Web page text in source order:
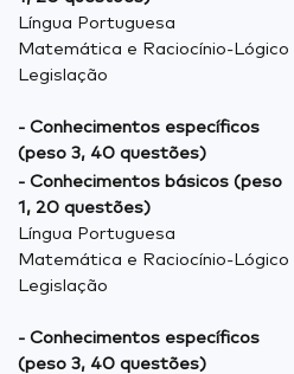
Língua Portuguesa
Matemática e Raciocínio-Lógico
Legislação
- Conhecimentos específicos
(peso 3, 40 questões)
- Conhecimentos básicos (peso
1, 20 questões)
Língua Portuguesa
Matemática e Raciocínio-Lógico
Legislação
- Conhecimentos específicos
(peso 3, 40 questões)